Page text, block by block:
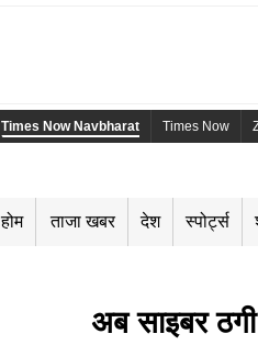
Times Now Navbharat Times Now
होम ताजा खबर देश स्पोर्ट्स
अब साइबर